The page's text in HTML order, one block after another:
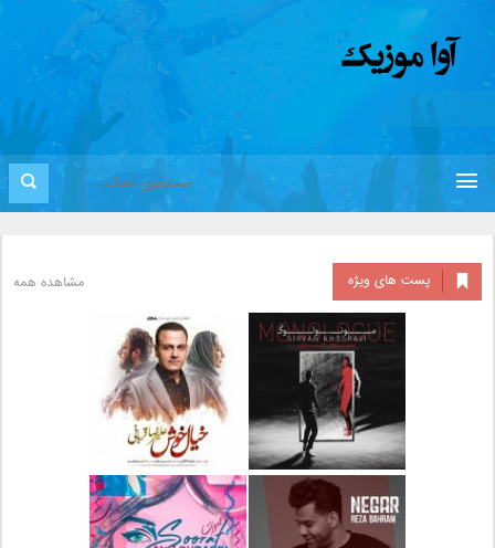
پست های ویژه مشاهده همه
دانلود آلبوم جدید سیروان
خسروی بنام مونولوگ
دانلود آهنگ جدید علیرضا
قربانی بنام خیال خوش